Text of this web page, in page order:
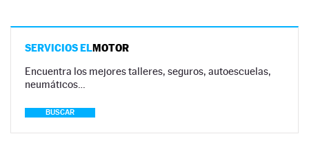
SERVICIOS ELMOTOR
Encuentra los mejores talleres, seguros, autoescuelas,
neumáticos…
BUSCAR